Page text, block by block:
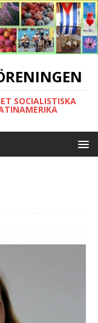
SOCIALISTISKA